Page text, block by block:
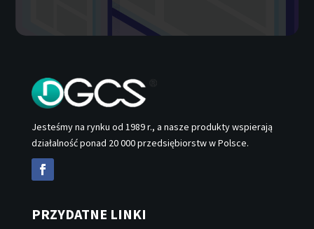
Jesteśmy na rynku od 1989 r., a nasze produkty wspierają
działalność ponad 20 000 przedsiębiorstw w Polsce.
PRZYDATNE LINKI